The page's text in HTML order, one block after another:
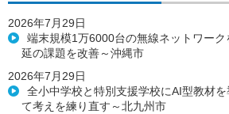
2026年7月29日
端末規模1万6000台の無線ネットワー
延の課題を改善～沖縄市
2026年7月29日
全小中学校と特別支援学校にAI型教材
て考えを練り直す～北九州市